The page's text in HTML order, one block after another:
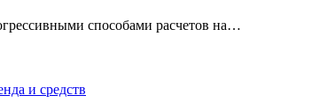
способами расчетов на…
и средств